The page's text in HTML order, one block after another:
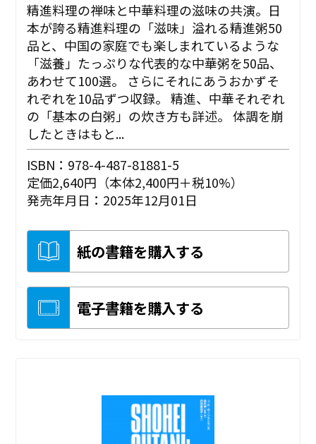
精進料理の禅味と中華料理の滋味の共演。日
本が誇る精進料理の「滋味」溢れる精進粥50
品と、中国の家庭でも楽しまれているような
「滋養」たっぷりな代表的な中華粥を50品、
あわせて100選。 さらにそれにあうおかずそ
れぞれを10品ずつ収録。 精進、中華それぞれ
の「基本の白粥」の炊き方も詳述。 体調を崩
したときはもと...
ISBN：978-4-487-81881-5
定価2,640円（本体2,400円＋税10%）
発売年月日：2025年12月01日
紙の書籍を購入する
電子書籍を購入する